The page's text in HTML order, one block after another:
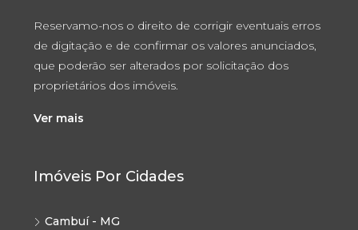
Reservamo-nos o direito de corrigir eventuais erros
de digitação e de confirmar os valores anunciados,
que poderão ser alterados por solicitação dos
proprietários dos imóveis.
Ver mais
Imóveis Por Cidades
Cambuí - MG